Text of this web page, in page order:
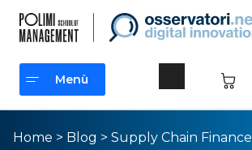
Menù
Menù
Home > Blog > Supply Chain Finance